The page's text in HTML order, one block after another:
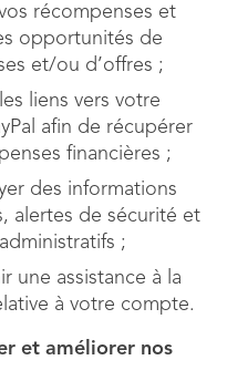
récompenses et
opportunités de
et/ou d’offres ;
liens vers votre
afin de récupérer
financières ;
des informations
alertes de sécurité et
;
une assistance à la
à votre compte.
et améliorer nos